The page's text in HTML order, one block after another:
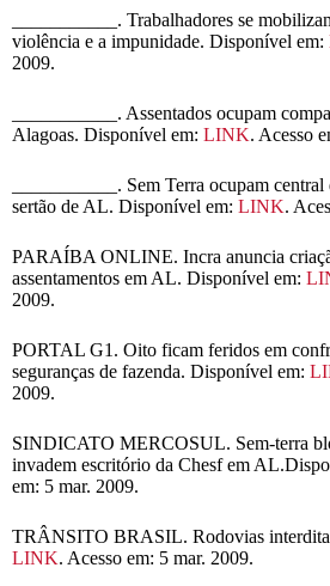
___________. Trabalhadores se
violência e a impunidade. Disponível em:
2009.
___________. Assentados ocupam
Alagoas. Disponível em: LINK. Acesso
___________. Sem Terra ocupam
sertão de AL. Disponível em: LINK.
PARAÍBA ONLINE. Incra anuncia
assentamentos em AL. Disponível em:
2009.
PORTAL G1. Oito ficam feridos em
seguranças de fazenda. Disponível em:
2009.
SINDICATO MERCOSUL. Sem-terra
invadem escritório da Chesf em
em: 5 mar. 2009.
TRÂNSITO BRASIL. Rodovias
LINK. Acesso em: 5 mar. 2009.